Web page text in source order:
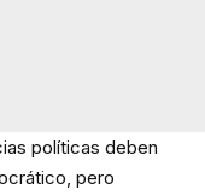
políticas deben
pero